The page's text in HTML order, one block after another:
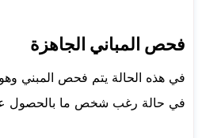
فحص المباني الجاهزة
في هذه الحالة يتم فحص المبني
في حالة رغب شخص ما بالحصول